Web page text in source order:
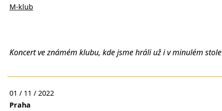
M-klub
Koncert ve známém klubu, kde jsme hráli už i v minulém
01 / 11 / 2022
Praha